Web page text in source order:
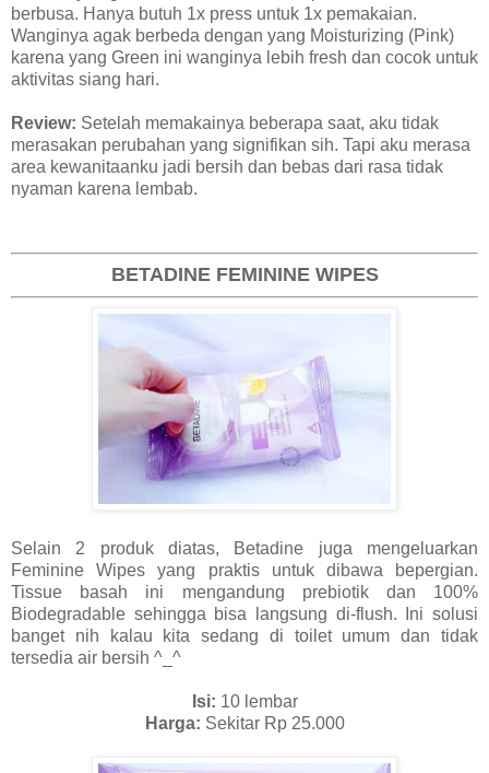
berbusa. Hanya butuh 1x press untuk 1x pemakaian.
Wanginya agak berbeda dengan yang Moisturizing (Pink)
karena yang Green ini wanginya lebih fresh dan cocok untuk
aktivitas siang hari.
Review: Setelah memakainya beberapa saat, aku tidak
merasakan perubahan yang signifikan sih. Tapi aku merasa
area kewanitaanku jadi bersih dan bebas dari rasa tidak
nyaman karena lembab.
BETADINE FEMININE WIPES
Selain 2 produk diatas, Betadine juga mengeluarkan
Feminine Wipes yang praktis untuk dibawa bepergian.
Tissue basah ini mengandung prebiotik dan 100%
Biodegradable sehingga bisa langsung di-flush. Ini solusi
banget nih kalau kita sedang di toilet umum dan tidak
tersedia air bersih ^_^
Isi: 10 lembar
Harga: Sekitar Rp 25.000